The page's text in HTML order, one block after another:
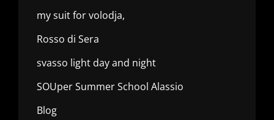
my suit for volodja,
Rosso di Sera
svasso light day and night
SOUper Summer School Alassio
Blog